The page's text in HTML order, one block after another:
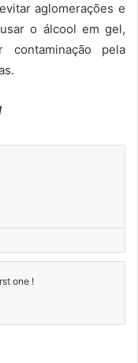
aglomerações e
o álcool em gel,
contaminação pela
one !